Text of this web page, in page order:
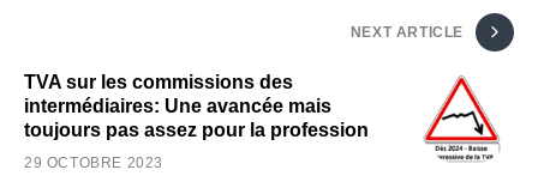
NEXT ARTICLE
TVA sur les commissions des
intermédiaires: Une avancée mais
toujours pas assez pour la profession
29 OCTOBRE 2023